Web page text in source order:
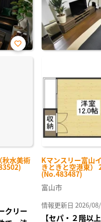
秋水美術
お気
クリー
Kマンスリー富山
きときと空港東）
(No.483487)
富山市
情報更新日 2026/
【セパ・２階以